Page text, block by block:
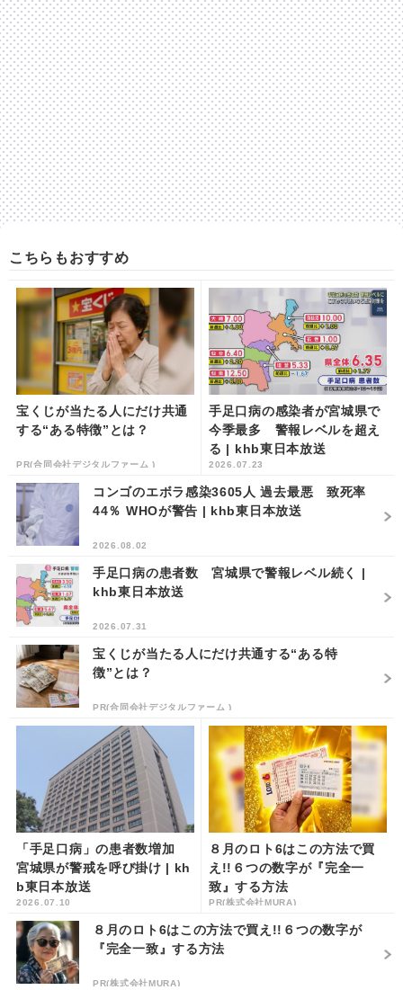
こちらもおすすめ
宝くじが当たる人にだけ共通
する“ある特徴”とは？
PR(合同会社デジタルファーム )
手足口病の感染者が宮城県で
今季最多 警報レベルを超え
る | khb東日本放送
2026.07.23
コンゴのエボラ感染3605人 過去最悪 致死率
44％ WHOが警告 | khb東日本放送
2026.08.02
手足口病の患者数 宮城県で警報レベル続く |
khb東日本放送
2026.07.31
宝くじが当たる人にだけ共通する“ある特
徴”とは？
PR(合同会社デジタルファーム )
「手足口病」の患者数増加
宮城県が警戒を呼び掛け | kh
b東日本放送
2026.07.10
８月のロト6はこの方法で買
え!!６つの数字が『完全一
致』する方法
PR(株式会社MURA)
８月のロト6はこの方法で買え!!６つの数字が
『完全一致』する方法
PR(株式会社MURA)